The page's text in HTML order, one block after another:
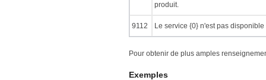
produit.
9112 Le service {0} n'est pas
Pour obtenir de plus amples
Exemples